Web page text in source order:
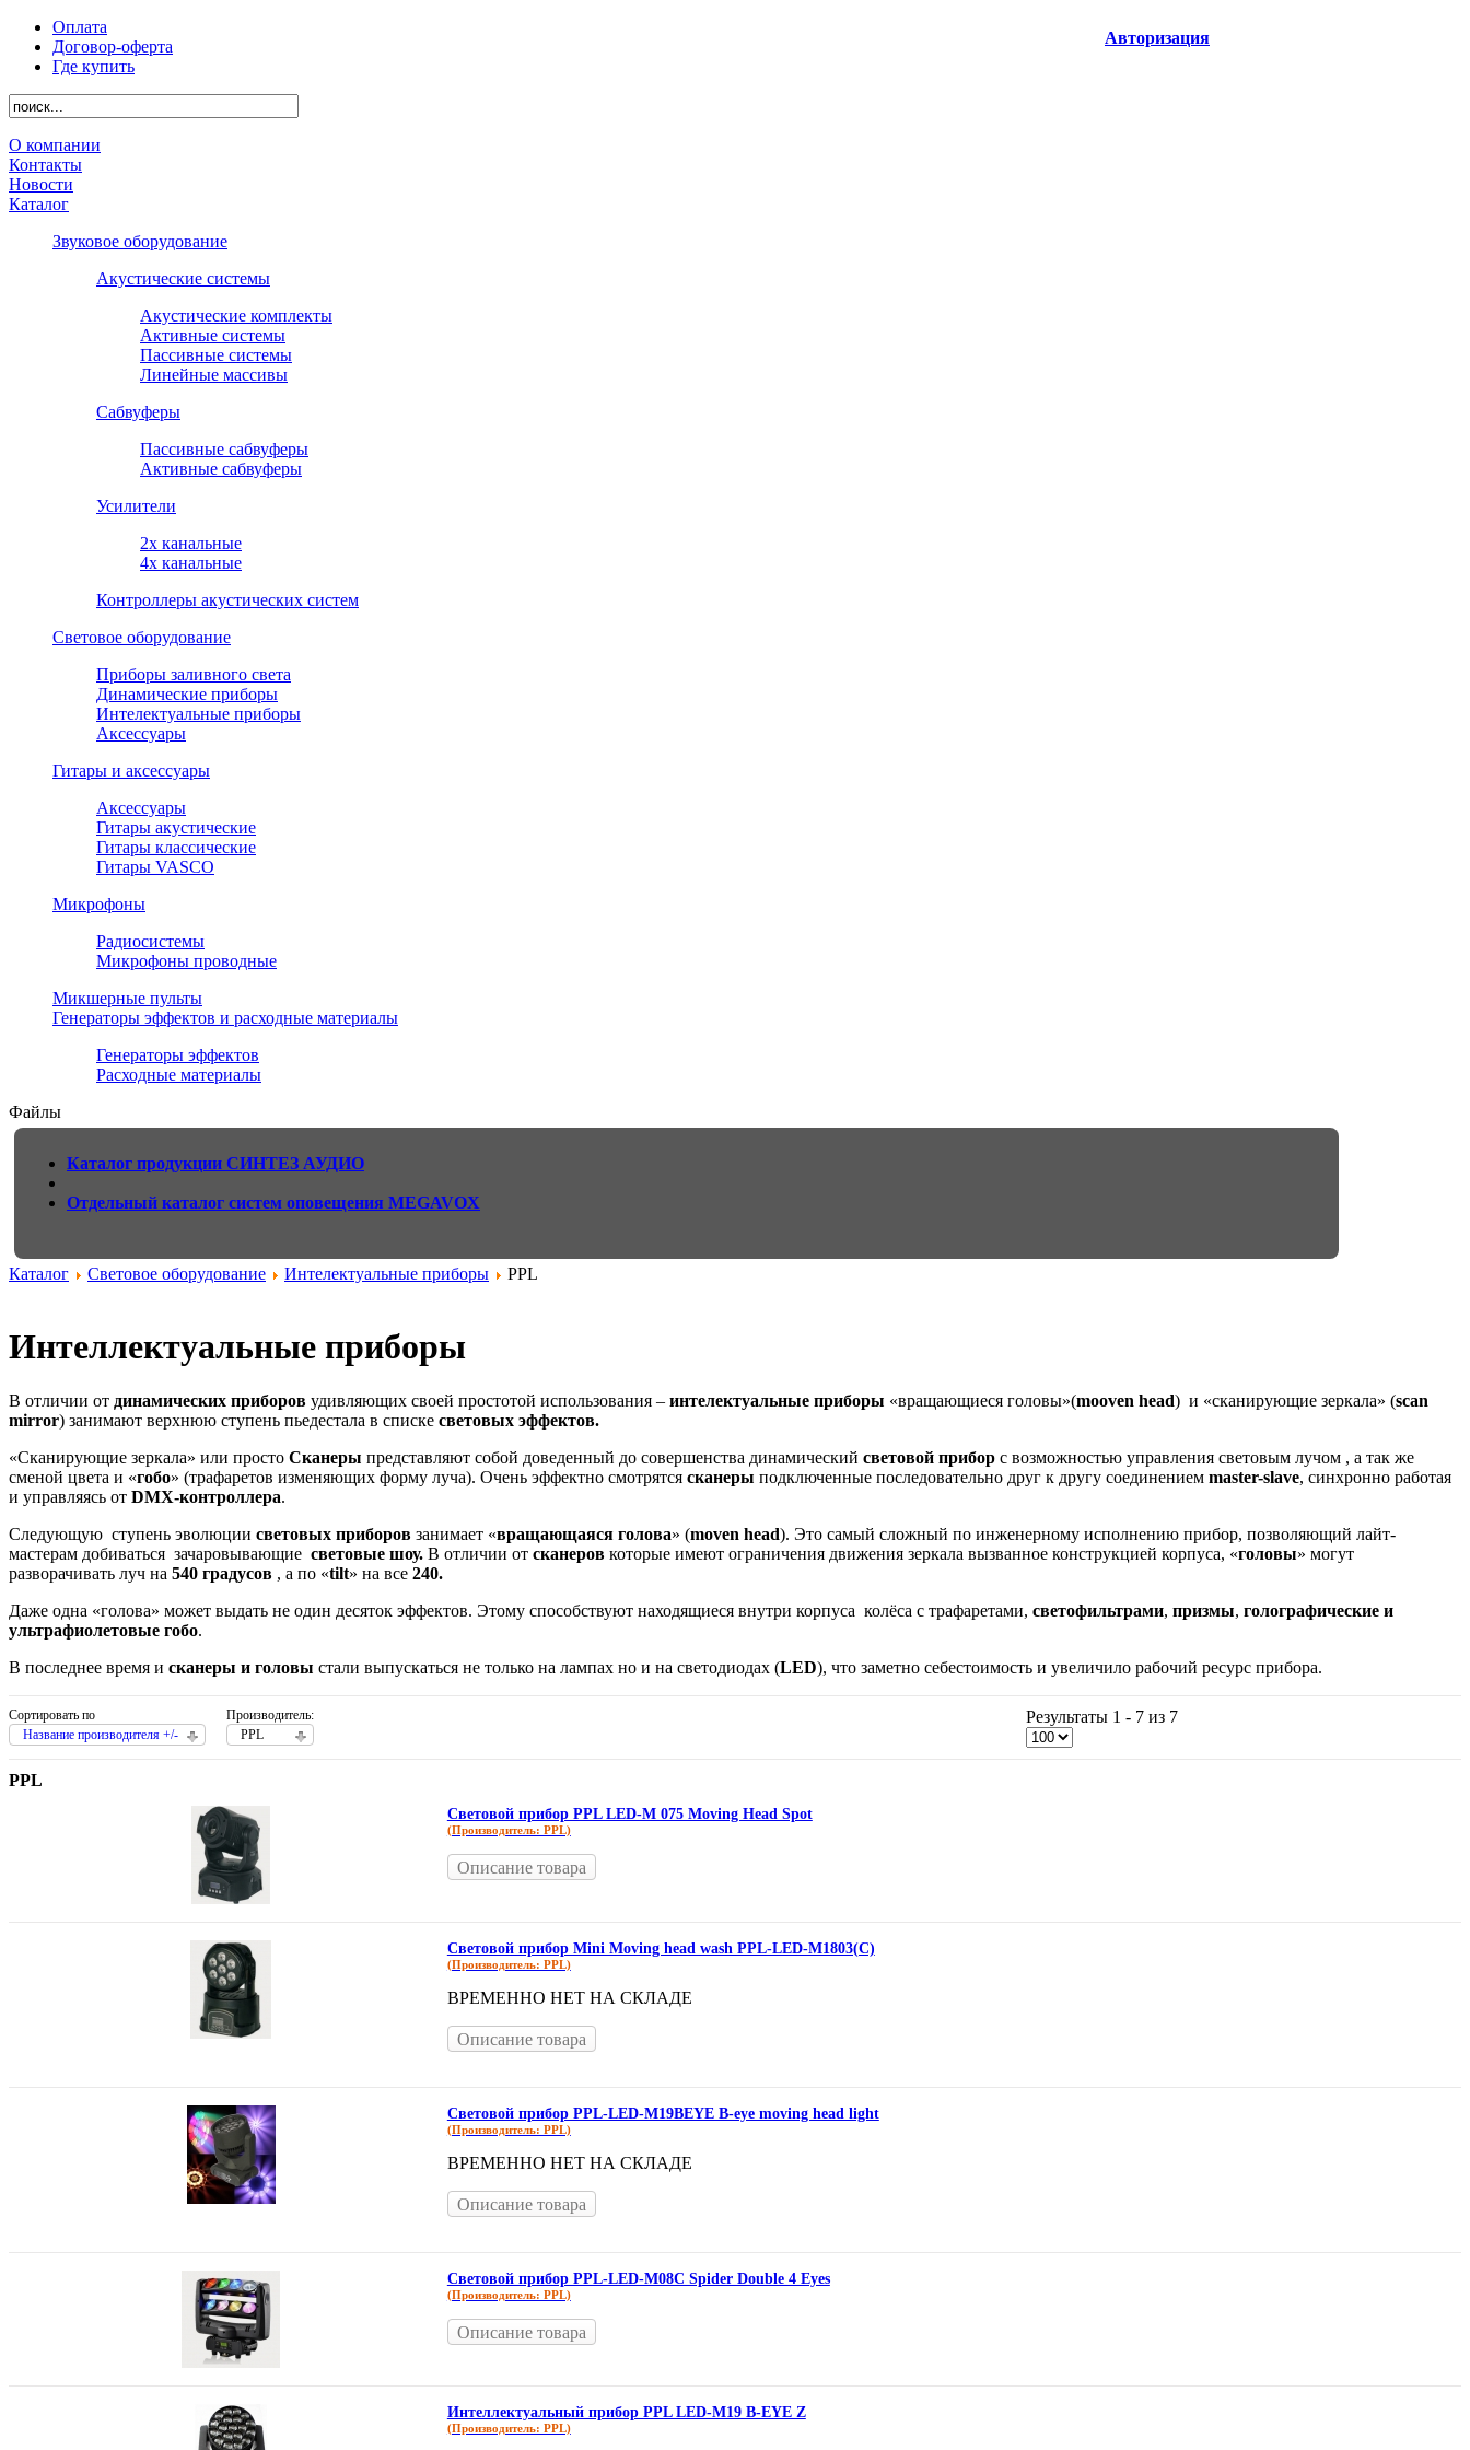
Авторизация
Оплата
Договор-оферта
Где купить
О компании
Контакты
Новости
Каталог
Звуковое оборудование
Акустические системы
Акустические комплекты
Активные системы
Пассивные системы
Линейные массивы
Сабвуферы
Пассивные сабвуферы
Активные сабвуферы
Усилители
2х канальные
4х канальные
Контроллеры акустических систем
Световое оборудование
Приборы заливного света
Динамические приборы
Интелектуальные приборы
Аксессуары
Гитары и аксессуары
Аксессуары
Гитары акустические
Гитары классические
Гитары VASCO
Микрофоны
Радиосистемы
Микрофоны проводные
Микшерные пульты
Генераторы эффектов и расходные материалы
Генераторы эффектов
Расходные материалы
Файлы
Каталог продукции СИНТЕЗ АУДИО
Отдельный каталог систем оповещения MEGAVOX
Каталог Световое оборудование Интелектуальные приборы PPL
Интеллектуальные приборы
В отличии от динамических приборов удивляющих своей простотой использования – интелектуальные приборы «вращающиеся головы»(mooven head) и «сканирующие зеркала» (scan
mirror) занимают верхнюю ступень пьедестала в списке световых эффектов.
«Сканирующие зеркала» или просто Сканеры представляют собой доведенный до совершенства динамический световой прибор с возможностью управления световым лучом , а так же
сменой цвета и «гобо» (трафаретов изменяющих форму луча). Очень эффектно смотрятся сканеры подключенные последовательно друг к другу соединением master-slave, синхронно работая
и управляясь от DMX-контроллера.
Следующую ступень эволюции световых приборов занимает «вращающаяся голова» (moven head). Это самый сложный по инженерному исполнению прибор, позволяющий лайт-
мастерам добиваться зачаровывающие световые шоу. В отличии от сканеров которые имеют ограничения движения зеркала вызванное конструкцией корпуса, «головы» могут
разворачивать луч на 540 градусов , а по «tilt» на все 240.
Даже одна «голова» может выдать не один десяток эффектов. Этому способствуют находящиеся внутри корпуса колёса с трафаретами, светофильтрами, призмы, голографические и
ультрафиолетовые гобо.
В последнее время и сканеры и головы стали выпускаться не только на лампах но и на светодиодах (LED), что заметно себестоимость и увеличило рабочий ресурс прибора.
Сортировать по
Название производителя +/-
Производитель:
PPL
Результаты 1 - 7 из 7
PPL
Световой прибор PPL LED-M 075 Moving Head Spot
(Производитель: PPL)
Описание товара
Световой прибор Mini Moving head wash PPL-LED-M1803(C)
(Производитель: PPL)
ВРЕМЕННО НЕТ НА СКЛАДЕ
Описание товара
Световой прибор PPL-LED-M19BEYE B-eye moving head light
(Производитель: PPL)
ВРЕМЕННО НЕТ НА СКЛАДЕ
Описание товара
Световой прибор PPL-LED-M08C Spider Double 4 Eyes
(Производитель: PPL)
Описание товара
Интеллектуальный прибор PPL LED-M19 B-EYE Z
(Производитель: PPL)